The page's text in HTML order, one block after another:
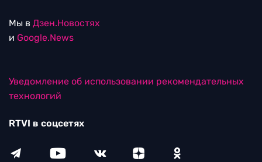
Мы в Дзен.Новостях
и Google.News
Уведомление об использовании рекомендательных
технологий
RTVI в соцсетях